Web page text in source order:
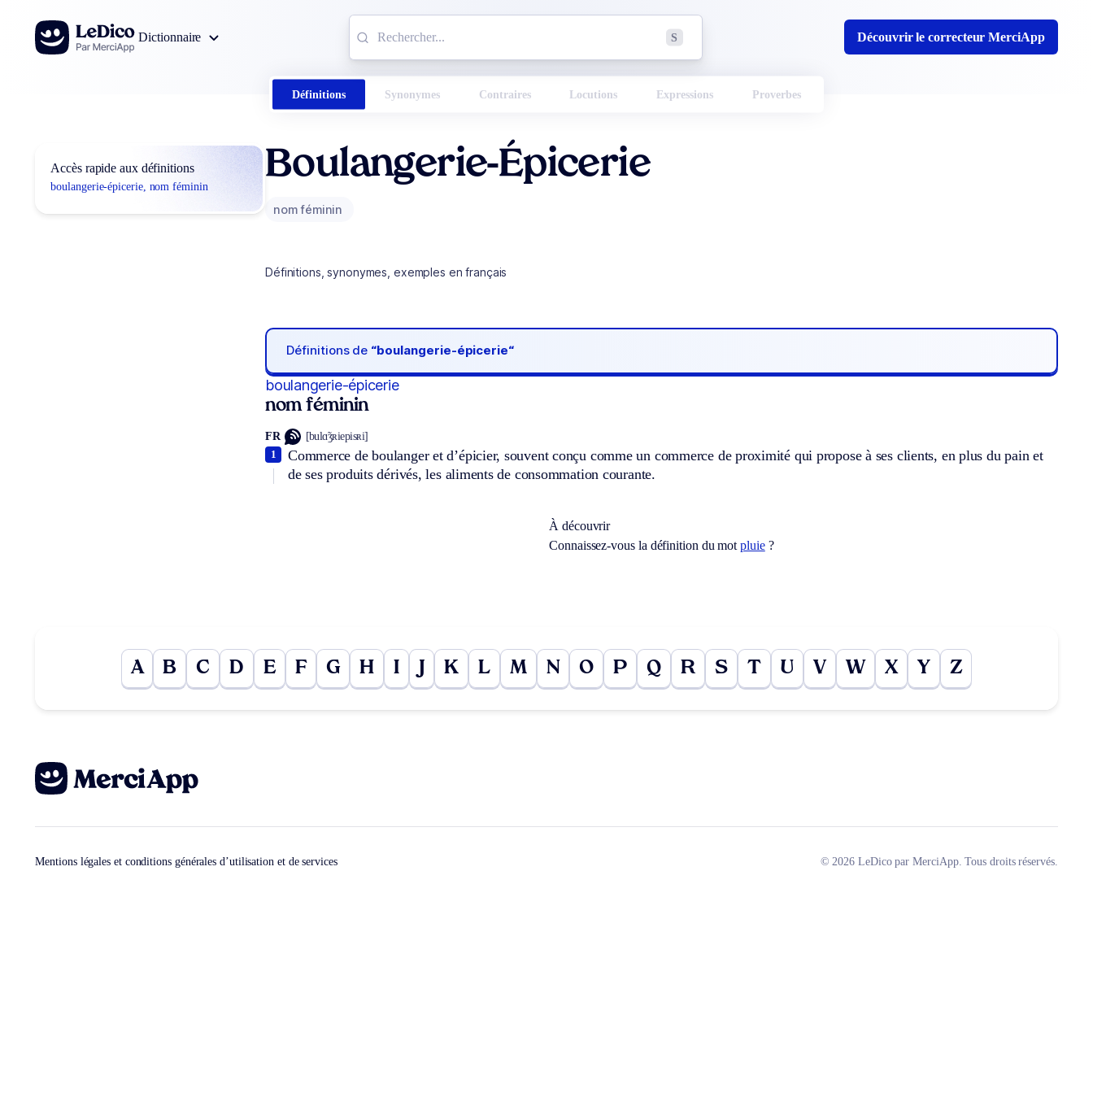
Aller au contenu
Dictionnaire
S Découvrir le correcteur MerciApp
Définitions Synonymes Contraires Locutions Expressions Proverbes
Accès rapide aux définitions
boulangerie-épicerie, nom féminin
Boulangerie-Épicerie
nom féminin
Définitions, synonymes, exemples en français
Définitions de “boulangerie-épicerie“
boulangerie-épicerie
nom féminin
FR [bulɑ̃ʒʀiepisʀi]
Commerce de boulanger et d’épicier, souvent conçu comme un commerce de proximité qui propose à ses clients, en plus du pain et
de ses produits dérivés, les aliments de consommation courante.
1
À découvrir
Connaissez-vous la définition du motpluie?
A B C D E F G H I K L M N O P Q R S T U V W X Y Z
Mentions légales et conditions générales d’utilisation et de services © 2026 LeDico par MerciApp. Tous droits réservés.